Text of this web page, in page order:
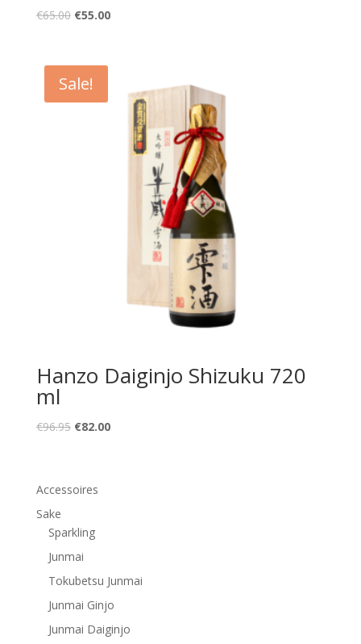
€65.00 Original
€65.00.
€55.00Current
Sale!
Hanzo Daiginjo Shizuku 720
ml
€96.95 Original
€82.00Current
Accessoires
Sake
Sparkling
Junmai
Tokubetsu Junmai
Junmai Ginjo
Junmai Daiginjo